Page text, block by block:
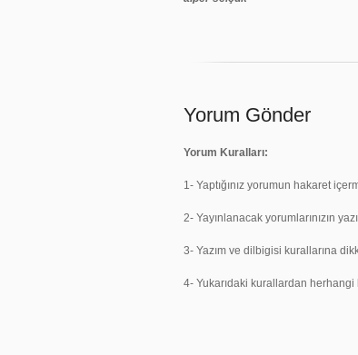
Yorum Gönder
Yorum Kuralları:
1- Yaptığınız yorumun hakaret
2- Yayınlanacak yorumlarınızın
3- Yazım ve dilbigisi kurallarına
4- Yukarıdaki kurallardan